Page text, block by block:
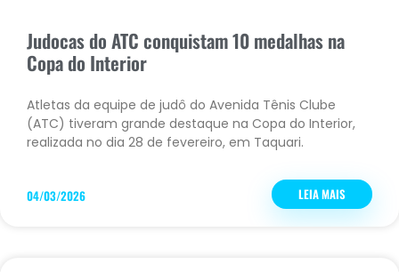
Judocas do ATC conquistam 10 medalhas na
Copa do Interior
Atletas da equipe de judô do Avenida Tênis Clube
(ATC) tiveram grande destaque na Copa do Interior,
realizada no dia 28 de fevereiro, em Taquari.
LEIA MAIS
04/03/2026